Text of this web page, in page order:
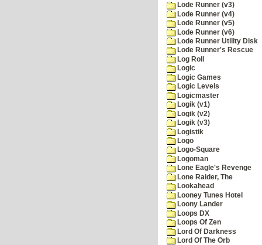
Lode Runner (v3)
Lode Runner (v4)
Lode Runner (v5)
Lode Runner (v6)
Lode Runner Utility Disk
Lode Runner's Rescue
Log Roll
Logic
Logic Games
Logic Levels
Logicmaster
Logik (v1)
Logik (v2)
Logik (v3)
Logistik
Logo
Logo-Square
Logoman
Lone Eagle's Revenge
Lone Raider, The
Lookahead
Looney Tunes Hotel
Loony Lander
Loops DX
Loops Of Zen
Lord Of Darkness
Lord Of The Orb